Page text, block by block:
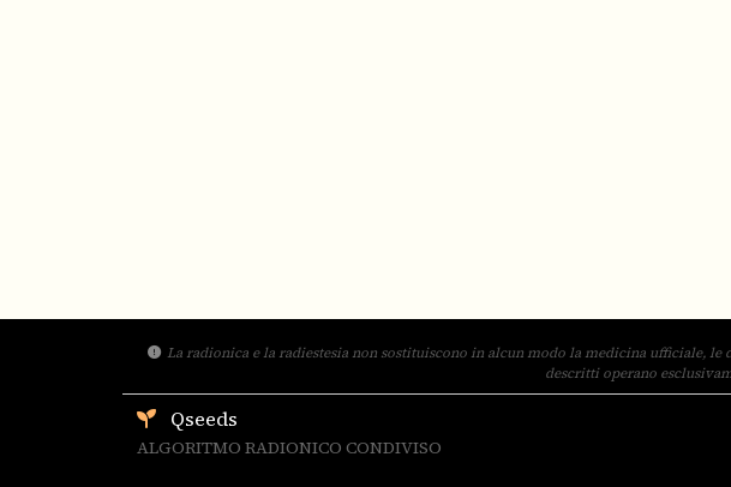
La radionica e la radiestesia non sostituiscono in alcun modo la medicina ufficiale,
descritti operano
Qseeds
ALGORITMO RADIONICO CONDIVISO